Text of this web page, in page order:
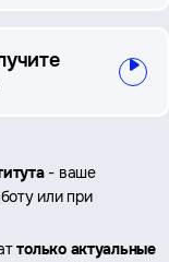
- ваше
или при
только актуальные